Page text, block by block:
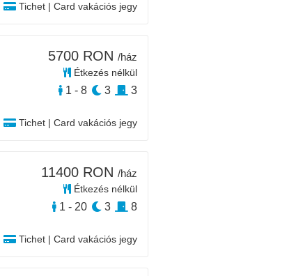
Tichet | Card vakációs jegy
Tichet | Card vakációs jegy
5700 RON /ház
Étkezés nélkül
1 - 8 3 3
Tichet | Card vakációs jegy
11400 RON /ház
Étkezés nélkül
1 - 20 3 8